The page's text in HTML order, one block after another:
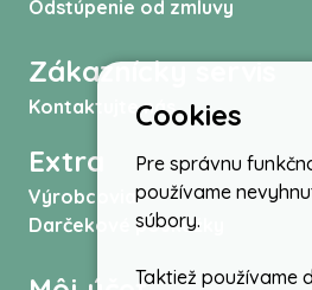
Odstúpenie od zmluvy
Zákaznícky servis
Kontaktujte nás
Extra
Výrobcovia
Darčekové poukážky
Cookies
Pre správnu
používame
súbory.
Taktiež používame